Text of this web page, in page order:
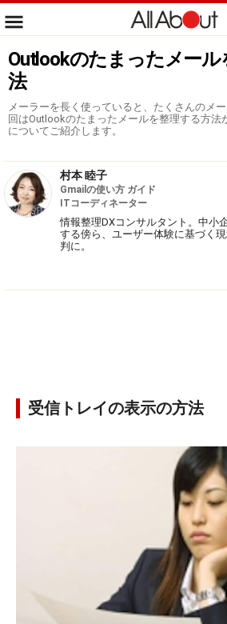
Outlookのたまったメー
法
メーラーを長く使っていると、たくさんのメ
回はOutlookのたまったメールを整理する方法
についてご紹介します。
村本 睦子
Gmailの使い方 ガイド
ITコーディネーター
情報整理DXコンサルタント。中小
する傍ら、ユーザー体験に基づく
判に。
受信トレイの表示の方法